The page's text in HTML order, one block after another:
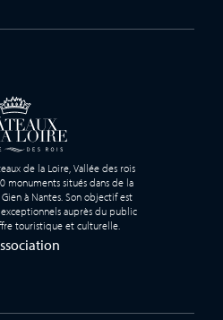
de la Loire, Vallée des rois
monuments situés dans de la
à Nantes. Son objectif est
auprès du public
touristique et culturelle.